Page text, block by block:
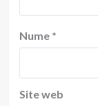
Nume *
Site web